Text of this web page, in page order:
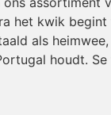
het kwik
als
houdt.